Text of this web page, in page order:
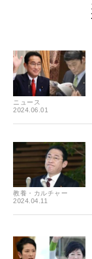
ニュース
2024.06.01
教養・カルチャー
2024.04.11